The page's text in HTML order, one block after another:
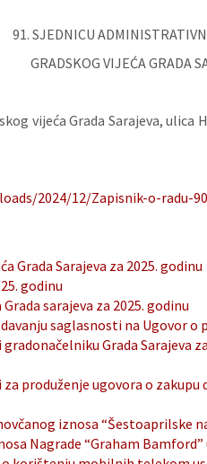
91. SJEDNICU
GRADSKOG VIJEĆA GRADA
vijeća Grada Sarajeva, ulica
2024/12/Zapisnik-o-radu-
Grada Sarajeva za 2025. godinu
godinu
sarajeva za 2025. godinu
saglasnosti na Ugovor
Grada
produženje ugovora o
iznosa “Šestoaprilske
Nagrade “Graham Bamford”